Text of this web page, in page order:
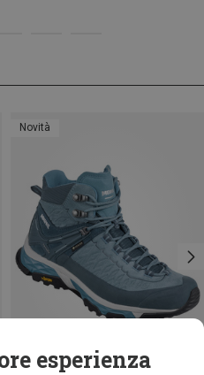
Novità
esperienza